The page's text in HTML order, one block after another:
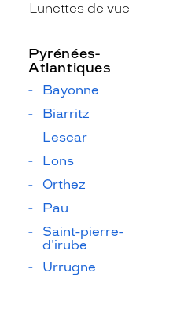
Lunettes de vue
Pyrénées-
Atlantiques
Bayonne
Biarritz
Lescar
Lons
Orthez
Pau
Saint-pierre-
d'irube
Urrugne